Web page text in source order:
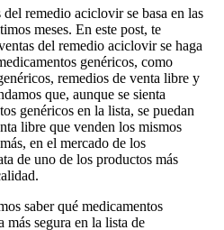
remedio aciclovir se basa en las
meses. En este post, te
del remedio aciclovir se haga
genéricos, como
remedios de venta libre y
que, aunque se sienta
genéricos en la lista, se puedan
libre que venden los mismos
en el mercado de los
de uno de los productos más
saber qué medicamentos
más segura en la lista de